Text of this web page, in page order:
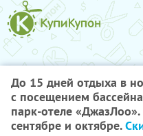
До 15 дней отдыха в
с посещением
парк-отеле
сентябре и октябре.